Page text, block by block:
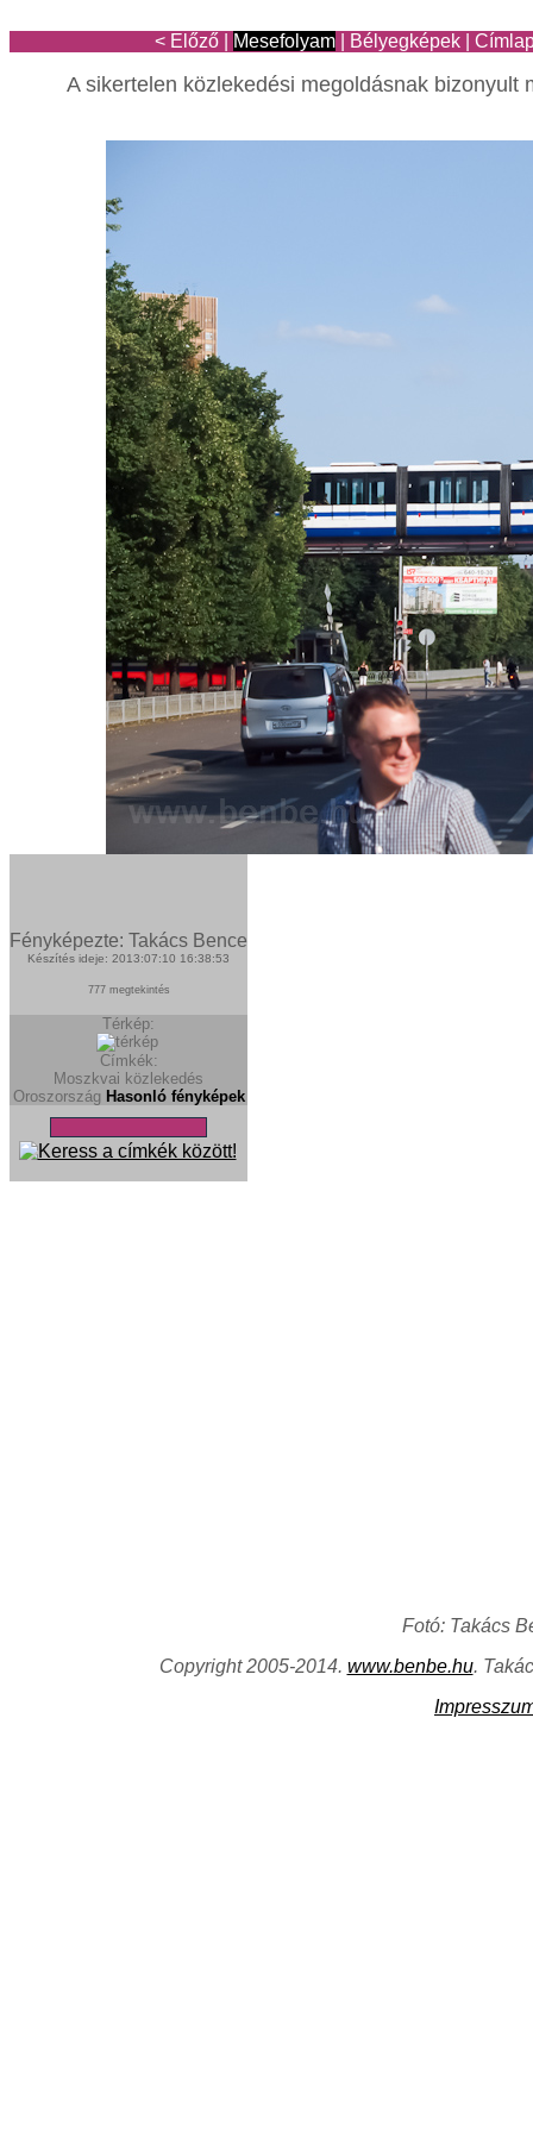
< Előző Mesefolyam Bélyegképek
A sikertelen közlekedési megoldásnak bizonyult
Fényképezte: Takács Bence
Készítés ideje: 2013:07:10 16:38:53
777 megtekintés
Térkép:
Címkék:
Moszkvai közlekedés
Oroszország Hasonló fényképek
Fotó: Takács
Copyright 2005-2014. www.benbe.hu.